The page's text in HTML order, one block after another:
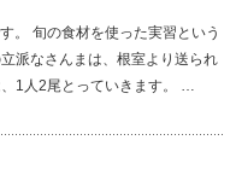
旬の食材を使った実習という
派なさんまは、根室より送られ
1人2尾とっていきます。 …